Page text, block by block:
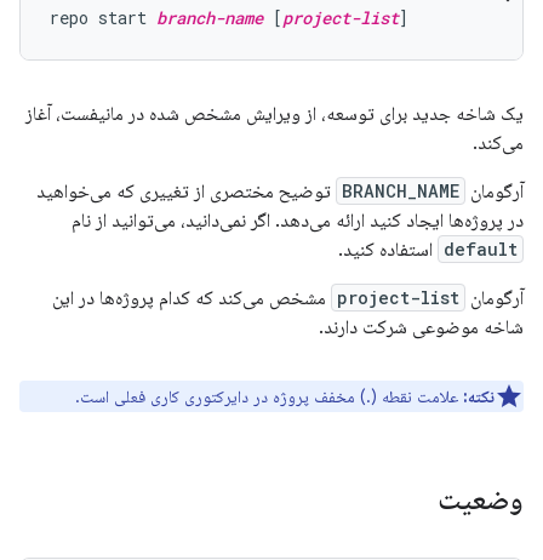
repo start branch-name [project-list
یک شاخه جدید برای توسعه، از ویرایش مشخص شده در مانیفست، آغاز
می‌کند.
آرگومان BRANCH_NAME توضیح مختصری از تغییری که می‌خواهید
در پروژه‌ها ایجاد کنید ارائه می‌دهد. اگر نمی‌دانید، می‌توانید از نام
default استفاده کنید.
آرگومان project-list مشخص می‌کند که کدام پروژه‌ها در این
شاخه موضوعی شرکت دارند.
نکته: علامت نقطه (.) مخفف پروژه در دایرکتوری کاری فعلی است.
وضعیت